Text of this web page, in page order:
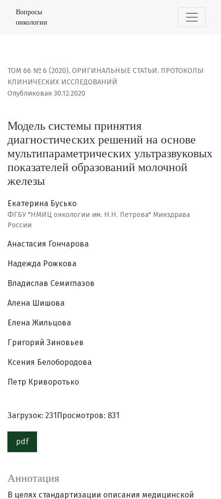
Модель системы принятия диагностических
Вопросы
онкологии
ТОМ 66 № 6 (2020), ОРИГИНАЛЬНЫЕ СТАТЬИ. ПРОТОКОЛЫ
КЛИНИЧЕСКИХ ИССЛЕДОВАНИЙ
Модель системы принятия
диагностических решений на основе
мультипараметрических ультразвуковых
показателей образований молочной
железы
Опубликован 30.12.2020
Екатерина Бусько
ФГБУ "НМИЦ онкологии им. Н.Н. Петрова" Минздрава
России
Анастасия Гончарова
Надежда Рожкова
Владислав Семиглазов
Алена Шишова
Елена Жильцова
Григорий Зиновьев
Ксения Белобородова
Петр Криворотько
Загрузок: 231 Просмотров: 831
pdf
Аннотация
В целях стандартизации описания медицинской